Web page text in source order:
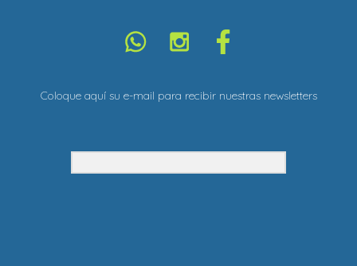
Coloque aquí su e-mail para recibir nuestras newsletters